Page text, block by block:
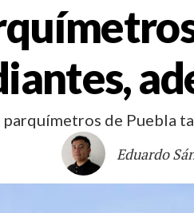
de Puebla
Eduardo